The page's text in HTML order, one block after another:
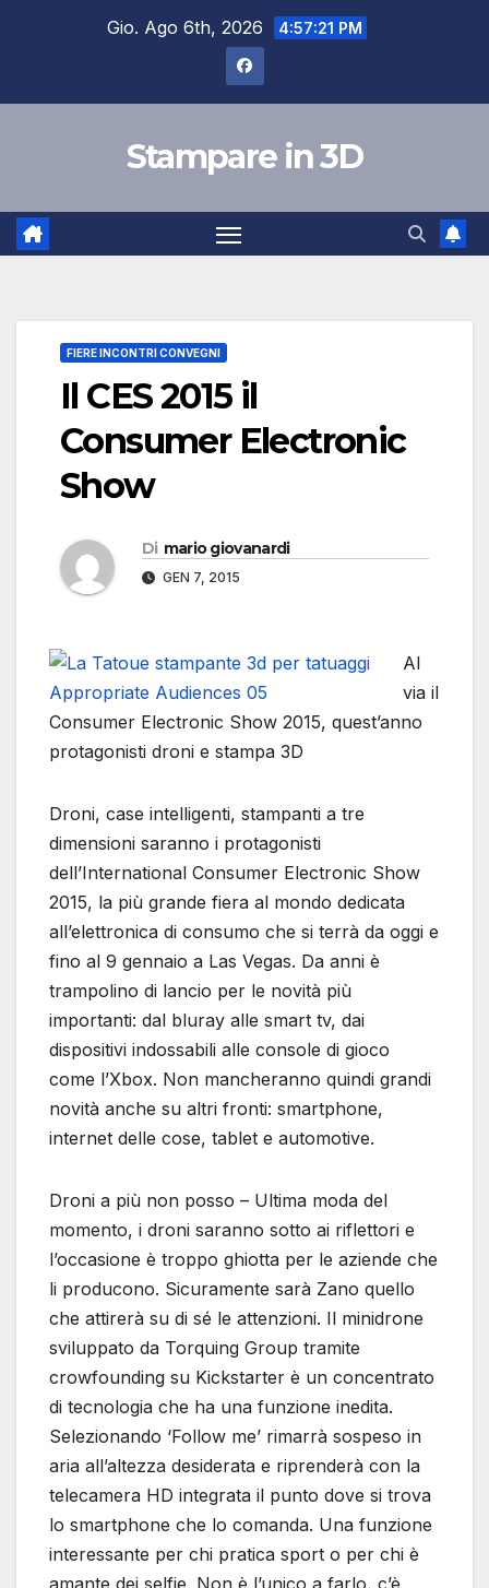
Gio. Ago 6th, 2026 4:57:22 PM
Stampare in 3D
FIERE INCONTRI CONVEGNI
Il CES 2015 il
Consumer Electronic
Show
Di mario giovanardi
GEN 7, 2015
Al
via il
Consumer Electronic Show 2015, quest’anno
protagonisti droni e stampa 3D
Droni, case intelligenti, stampanti a tre
dimensioni saranno i protagonisti
dell’International Consumer Electronic Show
2015, la più grande fiera al mondo dedicata
all’elettronica di consumo che si terrà da oggi e
fino al 9 gennaio a Las Vegas. Da anni è
trampolino di lancio per le novità più
importanti: dal bluray alle smart tv, dai
dispositivi indossabili alle console di gioco
come l’Xbox. Non mancheranno quindi grandi
novità anche su altri fronti: smartphone,
internet delle cose, tablet e automotive.
Droni a più non posso – Ultima moda del
momento, i droni saranno sotto ai riflettori e
l’occasione è troppo ghiotta per le aziende che
li producono. Sicuramente sarà Zano quello
che attirerà su di sé le attenzioni. Il minidrone
sviluppato da Torquing Group tramite
crowfounding su Kickstarter è un concentrato
di tecnologia che ha una funzione inedita.
Selezionando ‘Follow me’ rimarrà sospeso in
aria all’altezza desiderata e riprenderà con la
telecamera HD integrata il punto dove si trova
lo smartphone che lo comanda. Una funzione
interessante per chi pratica sport o per chi è